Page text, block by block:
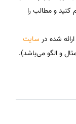
و مطالب را
شده در سایت
و الگو می‌باشد).